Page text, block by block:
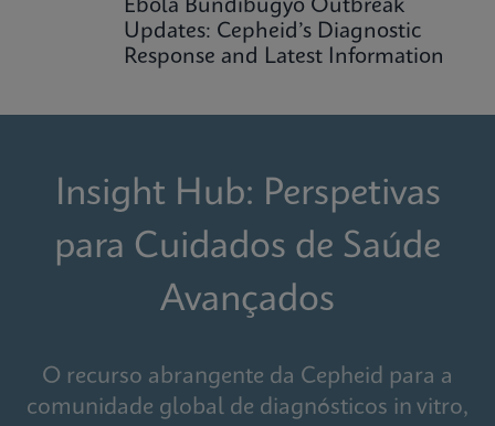
Ebola Bundibugyo Outbreak
Updates: Cepheid’s Diagnostic
Response and Latest Information
Insight Hub: Perspetivas
para Cuidados de Saúde
Avançados
O recurso abrangente da Cepheid para a
comunidade global de diagnósticos in vitro,